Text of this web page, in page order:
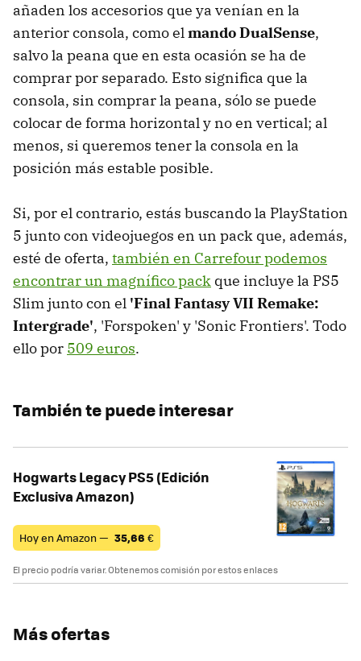
añaden los accesorios que ya venían en la
anterior consola, como elmando DualSense,
salvo la peana que en esta ocasión se ha de
comprar por separado. Esto significa que la
consola, sin comprar la peana, sólo se puede
colocar de forma horizontal y no en vertical; al
menos, si queremos tener la consola en la
posición más estable posible.
Si, por el contrario, estás buscando la PlayStation
5 junto con videojuegos en un pack que, además,
esté de oferta, también en Carrefour podemos
encontrar un magnífico pack que incluye la PS5
Slim junto con el 'Final Fantasy VII Remake:
Intergrade', 'Forspoken' y 'Sonic Frontiers'. Todo
ello por 509 euros.
También te puede interesar
Hogwarts Legacy PS5 (Edición
Exclusiva Amazon)
Hoy en Amazon — 35,66 €
El precio podría variar. Obtenemos comisión por estos enlaces
Más ofertas